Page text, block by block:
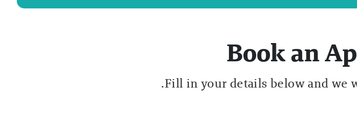
Book an
Fill in your details below and we